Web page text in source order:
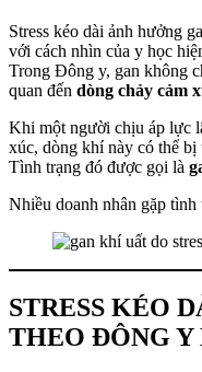
Stress kéo dài ảnh hưởng
với cách nhìn của y học
Trong Đông y, gan không
quan đến dòng chảy cảm
Khi một người chịu áp lực
xúc, dòng khí này có thể bị
Tình trạng đó được gọi là
Nhiều doanh nhân gặp
STRESS KÉO
THEO ĐÔNG